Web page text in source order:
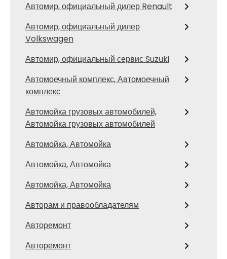
Автомир, официальный дилер Renault
Автомир, официальный дилер
Volkswagen
Автомир, официальный сервис Suzuki
Автомоечный комплекс, Автомоечный
комплекс
Автомойка грузовых автомобилей,
Автомойка грузовых автомобилей
Автомойка, Автомойка
Автомойка, Автомойка
Автомойка, Автомойка
Авторам и правообладателям
Авторемонт
Авторемонт